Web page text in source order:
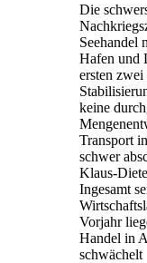
Die
Seehandel
Hafen und
ersten zwei
keine
Transport
schwer
Klaus-
Ingesamt
Vorjahr
Handel in
schwächelt